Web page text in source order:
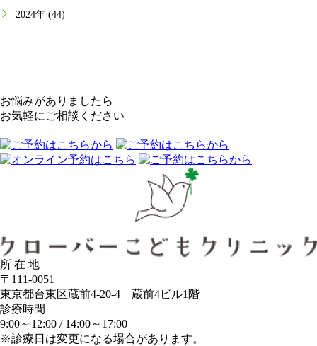
2024年 (44)
お悩みがありましたら
お気軽にご相談ください
所 在 地
〒111-0051
東京都台東区蔵前4-20-4 蔵前4ビル1階
診療時間
9:00～12:00 / 14:00～17:00
※診療日は変更になる場合があります。